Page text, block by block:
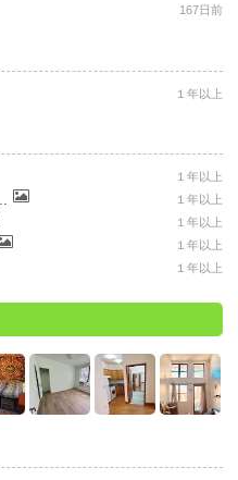
167日前
１年以上
１年以上
１年以上
１年以上
１年以上
１年以上